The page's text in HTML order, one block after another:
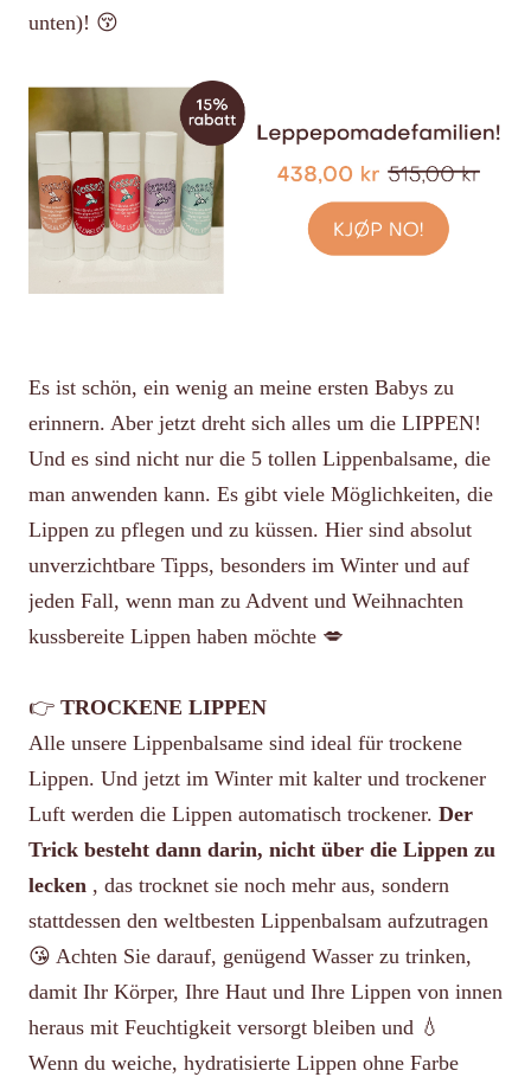
unten)! 😚
Es ist schön, ein wenig an meine ersten Babys zu
erinnern. Aber jetzt dreht sich alles um die LIPPEN!
Und es sind nicht nur die 5 tollen Lippenbalsame, die
man anwenden kann. Es gibt viele Möglichkeiten, die
Lippen zu pflegen und zu küssen. Hier sind absolut
unverzichtbare Tipps, besonders im Winter und auf
jeden Fall, wenn man zu Advent und Weihnachten
kussbereite Lippen haben möchte 💋
👉 TROCKENE LIPPEN
Alle unsere Lippenbalsame sind ideal für trockene
Lippen. Und jetzt im Winter mit kalter und trockener
Luft werden die Lippen automatisch trockener. Der
Trick besteht dann darin, nicht über die Lippen zu
lecken , das trocknet sie noch mehr aus, sondern
stattdessen den weltbesten Lippenbalsam aufzutragen
😘 Achten Sie darauf, genügend Wasser zu trinken,
damit Ihr Körper, Ihre Haut und Ihre Lippen von innen
heraus mit Feuchtigkeit versorgt bleiben und 💧
Wenn du weiche, hydratisierte Lippen ohne Farbe